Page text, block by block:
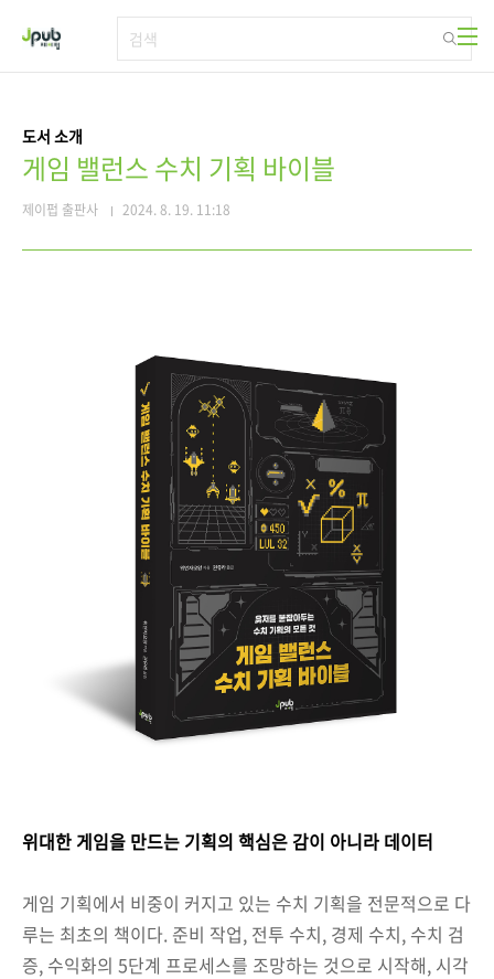
도서 소개
게임 밸런스 수치 기획 바이블
제이펍 출판사 2024. 8. 19. 11:18
위대한 게임을 만드는 기획의 핵심은 감이 아니라 데이터
게임 기획에서 비중이 커지고 있는 수치 기획을 전문적으로 다
루는 최초의 책이다. 준비 작업, 전투 수치, 경제 수치, 수치 검
증, 수익화의 5단계 프로세스를 조망하는 것으로 시작해, 시각